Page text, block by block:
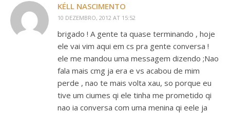
KÉLL NASCIMENTO
10 DEZEMBRO, 2012 AT 15:52
brigado ! A gente ta quase terminando , hoje
ele vai vim aqui em cs pra gente conversa !
ele me mandou uma messagem dizendo ;Nao
fala mais cmg ja era e vs acabou de mim
perde , nao te mais volta xau, so porque eu
tive um ciumes qi ele tinha me prometido qi
nao ia conversa com uma menina qi eele ja